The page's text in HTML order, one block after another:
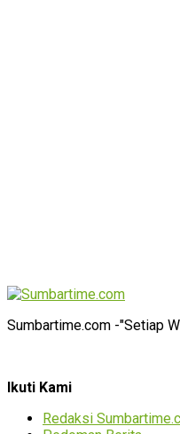
Sumbartime.com -"Setiap
Ikuti Kami
Redaksi